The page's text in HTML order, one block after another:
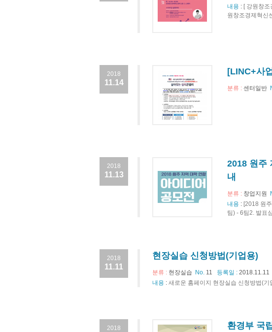
내용 : [ 강원창
원창조경제혁신
2018
11.14
[LINC+사
분류 : 센터일반
2018
11.13
2018 원주
내
분류 : 창업지원
내용 : [2018 원
팀) - 6팀2. 발표
2018
11.11
현장실습 신청방법(기업용)
분류 : 현장실습 No. 11 등록일 : 2018.11.11
내용 : 새로운 홈페이지 현장실습 신청방법(
2018
환경부 국